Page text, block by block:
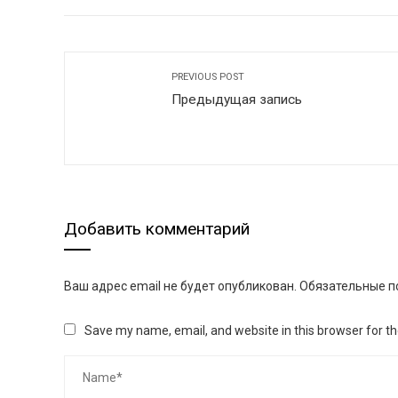
PREVIOUS POST
Предыдущая запись
Добавить комментарий
Ваш адрес email не будет опубликован. Обязательные
Save my name, email, and website in this browser for